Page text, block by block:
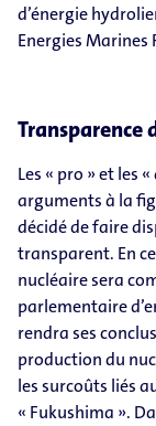
d’énergie
Energies Marines
Transparence
Les « pro » et les
arguments à la
décidé de faire
transparent. En
nucléaire sera
parlementaire
rendra ses
production du
les surcoûts liés
« Fukushima ».